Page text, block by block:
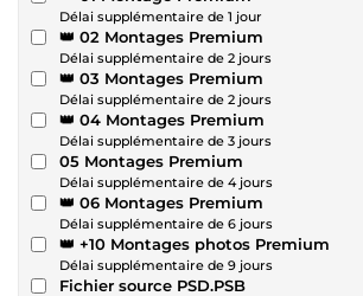
Délai supplémentaire de 1 jour
👑 02 Montages Premium
Délai supplémentaire de 2 jours
👑 03 Montages Premium
Délai supplémentaire de 2 jours
👑 04 Montages Premium
Délai supplémentaire de 3 jours
05 Montages Premium
Délai supplémentaire de 4 jours
👑 06 Montages Premium
Délai supplémentaire de 6 jours
👑 +10 Montages photos Premium
Délai supplémentaire de 9 jours
Fichier source PSD.PSB